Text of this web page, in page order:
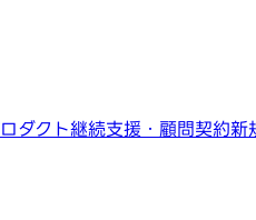
ダクト継続支援・顧問契約新